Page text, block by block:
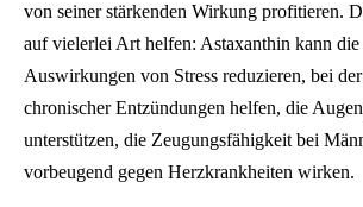
von seiner stärkenden Wirkung profitieren.
auf vielerlei Art helfen: Astaxanthin kann die
Auswirkungen von Stress reduzieren, bei
chronischer Entzündungen helfen, die
unterstützen, die Zeugungsfähigkeit bei
vorbeugend gegen Herzkrankheiten wirken.